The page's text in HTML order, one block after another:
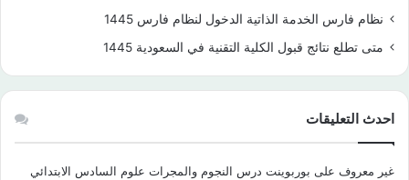
نظام فارس الخدمة الذاتية الدخول لنظام فارس 1445
متى تطلع نتائج قبول الكلية التقنية في السعودية 1445
احدث التعليقات
غير معروف على بوربوينت درس النجوم والمجرات علوم السادس الابتدائي